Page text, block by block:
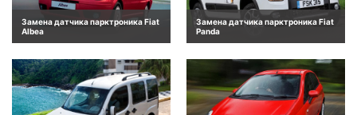
Замена датчика парктроника Fiat
Albea
Замена датчика парктроника Fiat
Panda